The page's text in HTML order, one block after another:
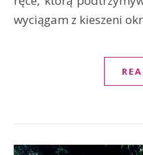
wyciągam z kieszeni